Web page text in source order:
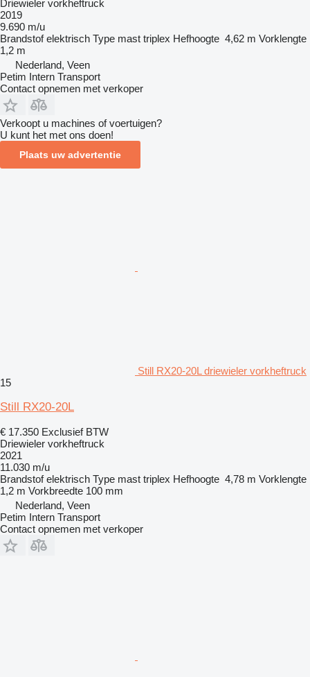
Driewieler vorkheftruck
2019
9.690 m/u
Brandstof elektrisch Type mast triplex Hefhoogte 4,62 m Vorklengte
1,2 m
Nederland, Veen
Petim Intern Transport
Contact opnemen met verkoper
Verkoopt u machines of voertuigen?
U kunt het met ons doen!
Plaats uw advertentie
Still RX20-20L driewieler vorkheftruck
15
Still RX20-20L
€ 17.350 Exclusief BTW
Driewieler vorkheftruck
2021
11.030 m/u
Brandstof elektrisch Type mast triplex Hefhoogte 4,78 m Vorklengte
1,2 m Vorkbreedte 100 mm
Nederland, Veen
Petim Intern Transport
Contact opnemen met verkoper